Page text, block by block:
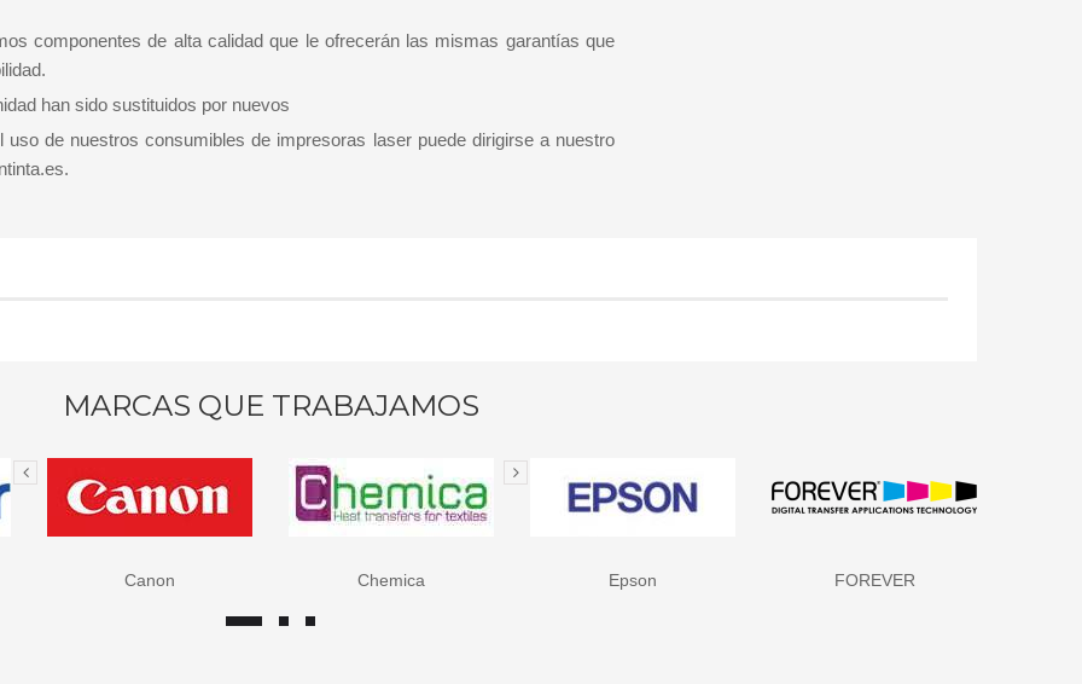
componentes de alta calidad que le ofrecerán las mismas garantías que
han sido sustituidos por nuevos
de nuestros consumibles de impresoras laser puede dirigirse a nuestro
MARCAS QUE TRABAJAMOS
Chemica Epson FOREVER HP - Hewlett Packard